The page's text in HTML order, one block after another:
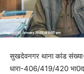
सुखदेवनगर थाना कांड
धारा-406/419/420